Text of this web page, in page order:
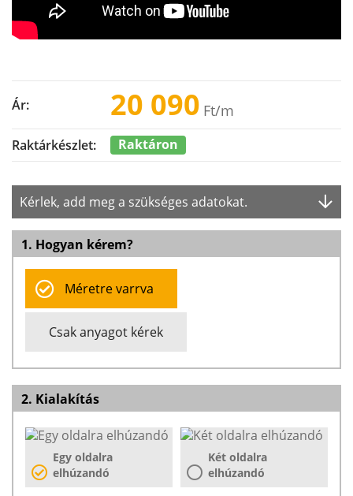
Ár: 20 090 Ft/m
Raktárkészlet: Raktáron
Kérlek, add meg a szükséges adatokat.
1. Hogyan kérem?
Méretre varrva
Csak anyagot kérek
2. Kialakítás
Egy oldalra
elhúzandó
Két oldalra
elhúzandó